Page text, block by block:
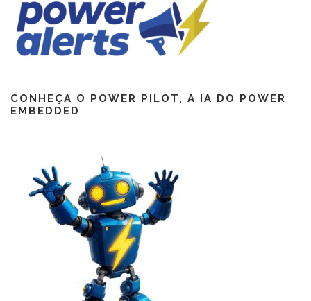
CONHEÇA O POWER PILOT, A IA DO POWER
EMBEDDED